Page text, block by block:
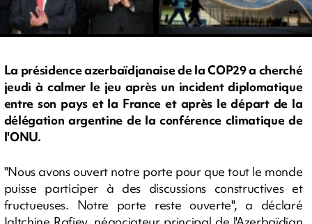
La présidence azerbaïdjanaise de la COP29 a cherché
jeudi à calmer le jeu après un incident diplomatique
entre son pays et la France et après le départ de la
délégation argentine de la conférence climatique de
l'ONU.
"Nous avons ouvert notre porte pour que tout le monde
puisse participer à des discussions constructives et
fructueuses. Notre porte reste ouverte", a déclaré